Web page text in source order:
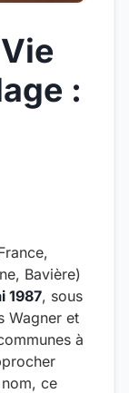
:
Bavière)
1987, sous
Wagner et
à
ce